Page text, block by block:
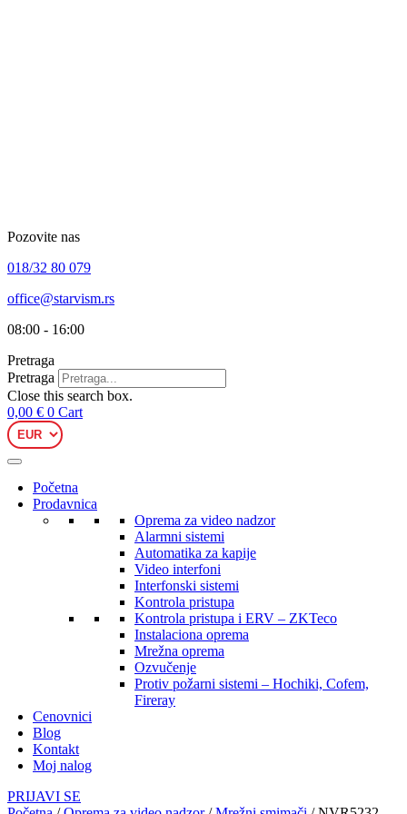
Pozovite nas
018/32 80 079
office@starvism.rs
08:00 - 16:00
Pretraga
Pretraga
Close this search box.
0,00 € 0 Cart
Početna
Prodavnica
Oprema za video nadzor
Alarmni sistemi
Automatika za kapije
Video interfoni
Interfonski sistemi
Kontrola pristupa
Kontrola pristupa i ERV – ZKTeco
Instalaciona oprema
Mrežna oprema
Ozvučenje
Protiv požarni sistemi – Hochiki, Cofem,
Fireray
Cenovnici
Blog
Kontakt
Moj nalog
PRIJAVI SE